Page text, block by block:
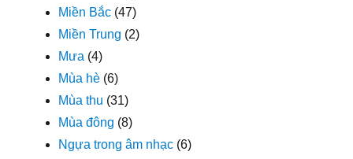
Miền Bắc (47)
Miền Trung (2)
Mưa (4)
Mùa hè (6)
Mùa thu (31)
Mùa đông (8)
Ngựa trong âm nhạc (6)